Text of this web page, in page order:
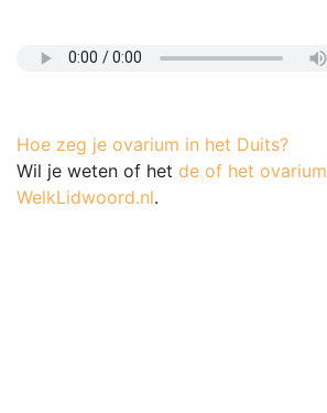
Hoe zeg je ovarium in het Duits?
Wil je weten of het de of het ovarium
WelkLidwoord.nl.